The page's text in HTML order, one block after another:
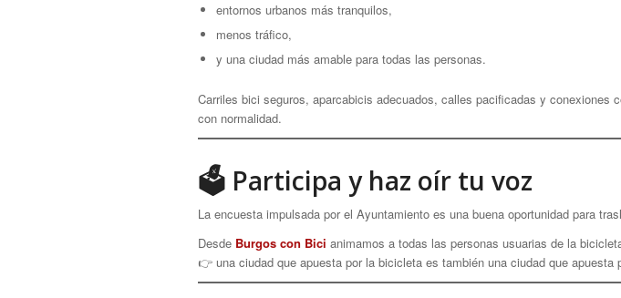
entornos urbanos más tranquilos,
menos tráfico,
y una ciudad más amable para todas las personas.
Carriles bici seguros, aparcabicis adecuados, calles pacificadas y conexiones
con normalidad.
🗳 Participa y haz oír tu voz
La encuesta impulsada por el Ayuntamiento es una buena oportunidad para
Desde Burgos con Bici animamos a todas las personas usuarias de la
👉 una ciudad que apuesta por la bicicleta es también una ciudad que apuesta